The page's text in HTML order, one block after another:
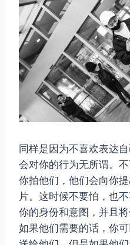
同样是因为不喜欢表达
会对你的行为无所谓。
你拍他们，他们会向你
片。这时候不要怕，也
你的身份和意图，并且
如果他们需要的话，你